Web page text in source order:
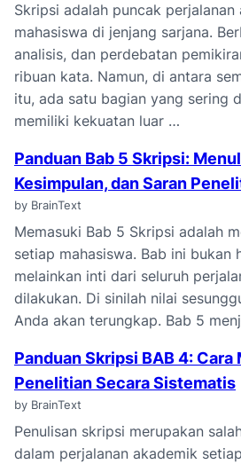
Skripsi adalah puncak perjalanan
mahasiswa di jenjang sarjana.
analisis, dan perdebatan
ribuan kata. Namun, di antara
itu, ada satu bagian yang sering
memiliki kekuatan luar …
Panduan Bab 5 Skripsi:
Kesimpulan, dan Saran
by BrainText
Memasuki Bab 5 Skripsi adalah
setiap mahasiswa. Bab ini bukan
melainkan inti dari seluruh
dilakukan. Di sinilah nilai
Anda akan terungkap. Bab 5
Panduan Skripsi BAB 4: Cara
Penelitian Secara Sistematis
by BrainText
Penulisan skripsi merupakan
dalam perjalanan akademik